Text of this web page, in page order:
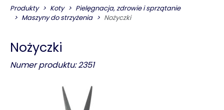
Produkty Koty
Pielęgnacja, zdrowie i sprzątanie
Maszyny do strzyżenia
Nożyczki
Nożyczki
Numer produktu: 2351